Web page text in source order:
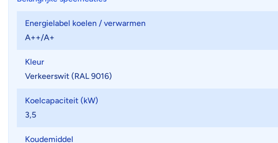
Energielabel koelen / verwarmen
A++/A+
Kleur
Verkeerswit (RAL 9016)
Koelcapaciteit (kW)
3,5
Koudemiddel